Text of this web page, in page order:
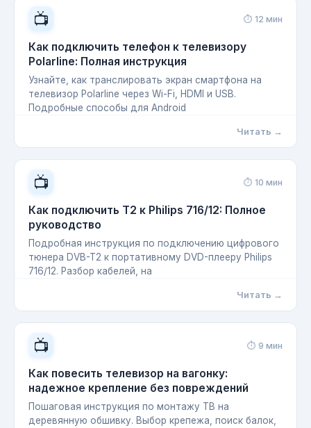
📺 ⏱ 12 мин
Как подключить телефон к телевизору
Polarline: Полная инструкция
Узнайте, как транслировать экран смартфона на
телевизор Polarline через Wi-Fi, HDMI и USB.
Подробные способы для Android
Читать →
📺 ⏱ 10 мин
Как подключить T2 к Philips 716/12: Полное
руководство
Подробная инструкция по подключению цифрового
тюнера DVB-T2 к портативному DVD-плееру Philips
716/12. Разбор кабелей, на
Читать →
📺 ⏱ 9 мин
Как повесить телевизор на вагонку:
надежное крепление без повреждений
Пошаговая инструкция по монтажу ТВ на
деревянную обшивку. Выбор крепежа, поиск балок,